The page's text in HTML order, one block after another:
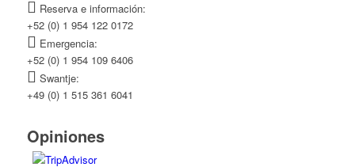
Reserva e información:
+52 (0) 1 954 122 0172
Emergencia:
+52 (0) 1 954 109 6406
Swantje:
+49 (0) 1 515 361 6041
Opiniones